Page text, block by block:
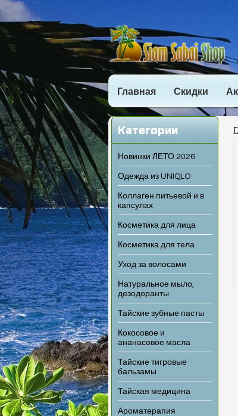
Главная Скидки
Категории
Новинки ЛЕТО 2026
Одежда из UNIQLO
Коллаген питьевой и в
капсулах
Косметика для лица
Косметика для тела
Уход за волосами
Натуральное мыло,
дезодоранты
Тайские зубные пасты
Кокосовое и
ананасовое масла
Тайские тигровые
бальзамы
Тайская медицина
Ароматерапия